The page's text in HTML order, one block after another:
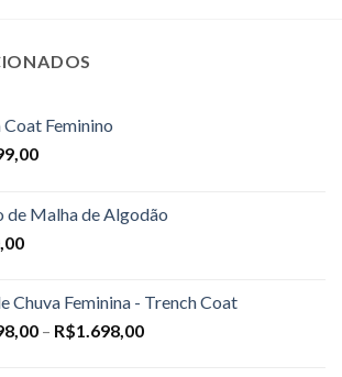
Coat Feminino
de Malha de Algodão
Chuva Feminina - Trench Coat
– R$1.698,00Price